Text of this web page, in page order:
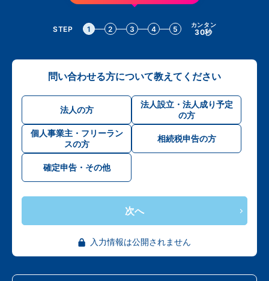
STEP 1 2 3 4 5 カンタン
30秒
問い合わせる方について教えてください
法人の方
法人設立・法人成り予定
の方
個人事業主・フリーラン
スの方
相続税申告の方
確定申告・その他
次へ
入力情報は公開されません